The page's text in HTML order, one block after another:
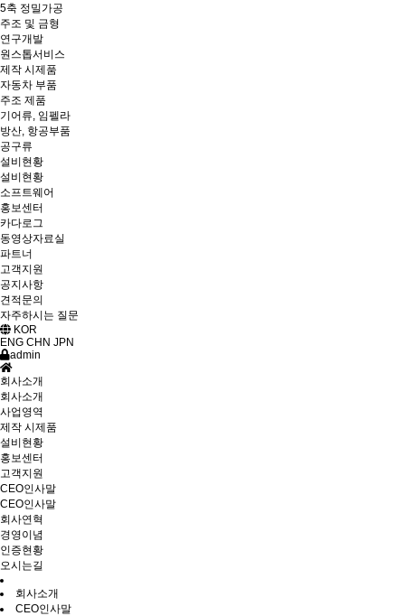
5축 정밀가공
주조 및 금형
연구개발
원스톱서비스
제작 시제품
자동차 부품
주조 제품
기어류, 임펠라
방산, 항공부품
공구류
설비현황
설비현황
소프트웨어
홍보센터
카다로그
동영상자료실
파트너
고객지원
공지사항
견적문의
자주하시는 질문
KOR
ENG CHN JPN
admin
회사소개
회사소개
사업영역
제작 시제품
설비현황
홍보센터
고객지원
CEO인사말
CEO인사말
회사연혁
경영이념
인증현황
오시는길
회사소개
CEO인사말